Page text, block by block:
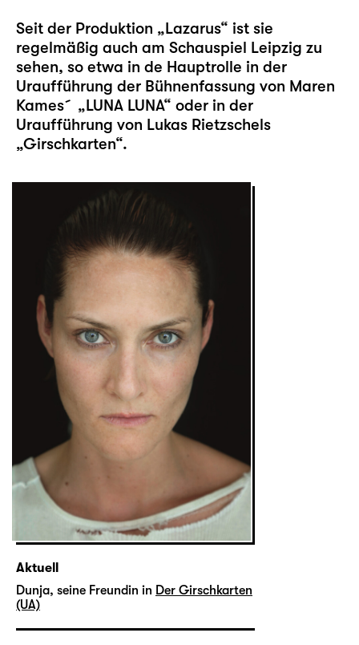
Seit der Produktion „Lazarus“ ist sie
regelmäßig auch am Schauspiel Leipzig zu
sehen, so etwa in de Hauptrolle in der
Uraufführung der Bühnenfassung von Maren
Kames´ „LUNA LUNA“ oder in der
Uraufführung von Lukas Rietzschels
„Girschkarten“.
Aktuell
Dunja, seine Freundin in Der Girschkarten
(UA)